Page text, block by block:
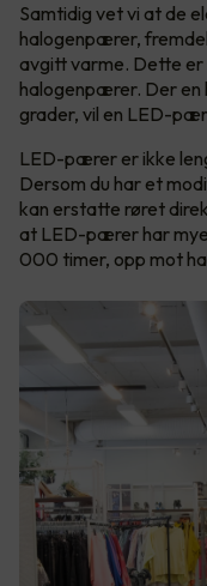
Samtidig vet vi at de
halogenpærer,
avgitt varme. Dette
halogenpærer. Der
grader, vil en LED-
LED-pærer er ikke
Dersom du har et
kan erstatte røret
at LED-pærer har
000 timer, opp mot